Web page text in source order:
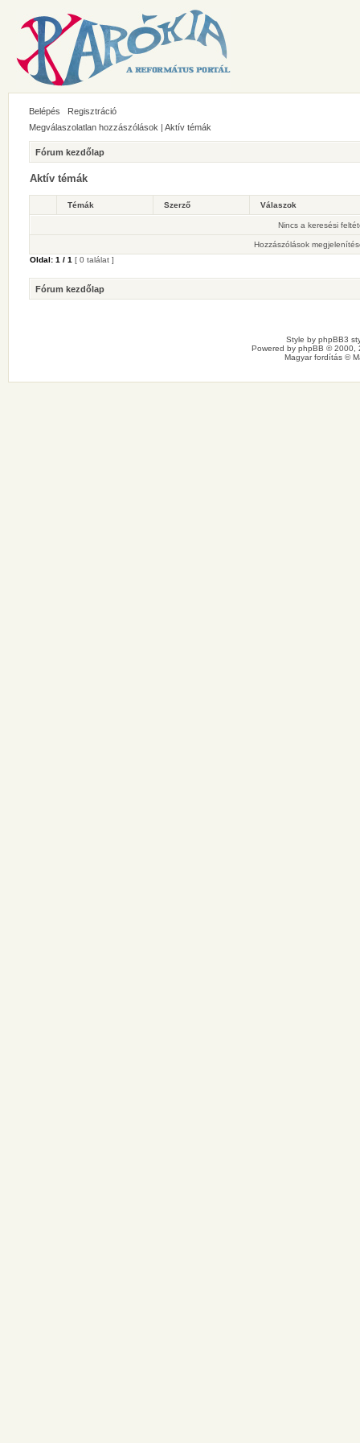
Belépés
Regisztráció
Megválaszolatlan hozzászólások | Aktív témák
Fórum kezdőlap
Aktív témák
Témák Szerző Válaszok
Nincs a keresési
Hozzászólások
Oldal: 1 / 1 [ 0 találat ]
Fórum kezdőlap
Style by phpBB3
Powered by phpBB © 2000,
Magyar fordítás ©